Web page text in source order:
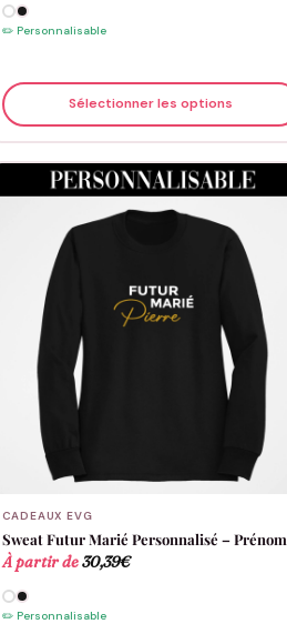
✏️ Personnalisable
Sélectionner les options
CADEAUX EVG
Sweat Futur Marié Personnalisé – Prénom
À partir de30,39€
✏️ Personnalisable